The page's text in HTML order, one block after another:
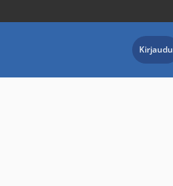
Kirjaudu